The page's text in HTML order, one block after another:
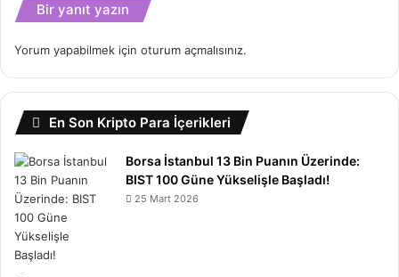
Bir yanıt yazın
Yorum yapabilmek için oturum açmalısınız.
En Son Kripto Para İçerikleri
Borsa İstanbul 13 Bin Puanın Üzerinde:
BIST 100 Güne Yükselişle Başladı!
25 Mart 2026